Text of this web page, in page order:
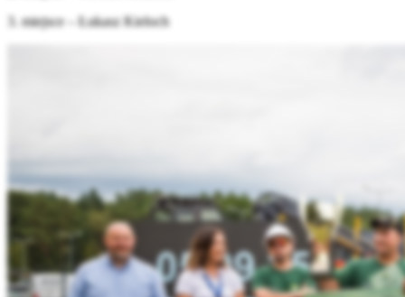
3. miejsce – Łukasz Kieloch